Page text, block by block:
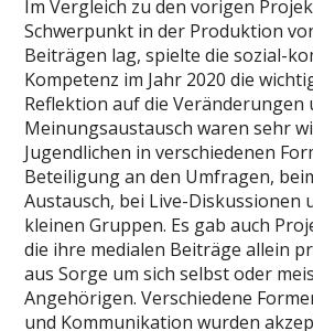
Im Vergleich zu den vorigen
Schwerpunkt in der Produktion
Beiträgen lag, spielte die sozial-
Kompetenz im Jahr 2020 die
Reflektion auf die Veränderungen
Meinungsaustausch waren sehr
Jugendlichen in verschiedenen
Beteiligung an den Umfragen,
Austausch, bei Live-Diskussionen
kleinen Gruppen. Es gab auch
die ihre medialen Beiträge allein
aus Sorge um sich selbst oder
Angehörigen. Verschiedene
und Kommunikation wurden